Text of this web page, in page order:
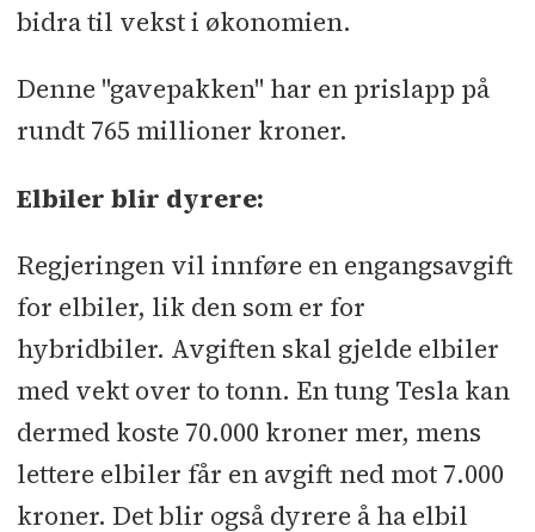
bidra til vekst i økonomien.
Denne "gavepakken" har en prislapp på
rundt 765 millioner kroner.
Elbiler blir dyrere:
Regjeringen vil innføre en engangsavgift
for elbiler, lik den som er for
hybridbiler. Avgiften skal gjelde elbiler
med vekt over to tonn. En tung Tesla kan
dermed koste 70.000 kroner mer, mens
lettere elbiler får en avgift ned mot 7.000
kroner. Det blir også dyrere å ha elbil